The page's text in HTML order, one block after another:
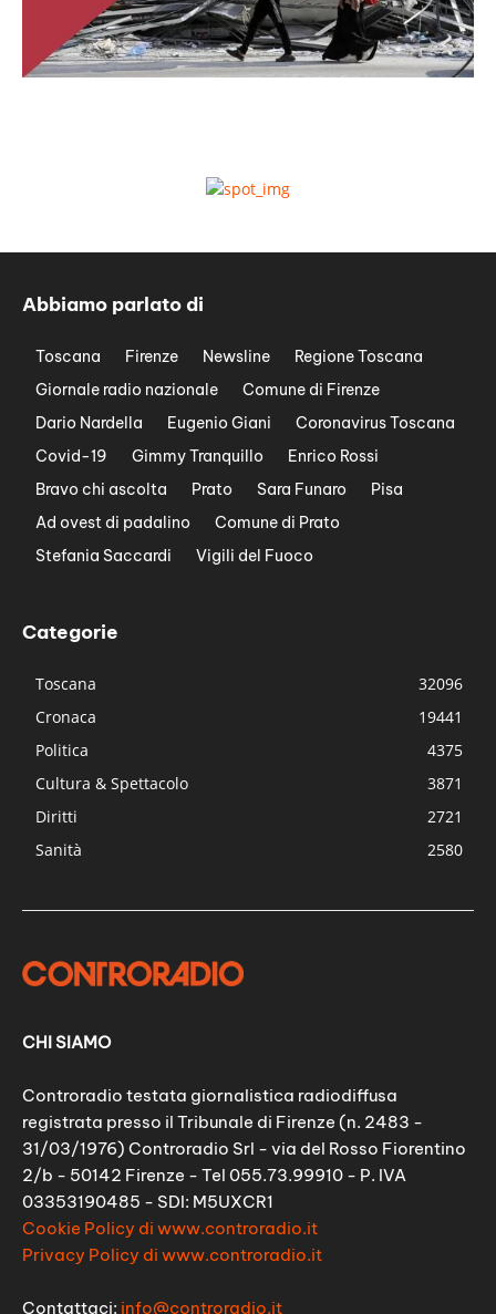
Abbiamo parlato di
Toscana Firenze Newsline
Regione Toscana
Giornale radio nazionale
Comune di Firenze
Dario Nardella
Eugenio Giani
Coronavirus Toscana
Covid-19
Gimmy Tranquillo
Enrico Rossi
Bravo chi ascolta
Prato Sara Funaro
Pisa
Ad ovest di padalino
Comune di Prato
Stefania Saccardi
Vigili del Fuoco
Categorie
Toscana
32096
Cronaca
19441
Politica
4375
Cultura & Spettacolo
3871
Diritti
2721
Sanità
2580
CHI SIAMO
Controradio testata giornalistica radiodiffusa
registrata presso il Tribunale di Firenze (n. 2483 -
31/03/1976) Controradio Srl - via del Rosso Fiorentino
2/b - 50142 Firenze - Tel 055.73.99910 - P. IVA
03353190485 - SDI: M5UXCR1
Cookie Policy di www.controradio.it
Privacy Policy di www.controradio.it
Contattaci: info@controradio.it